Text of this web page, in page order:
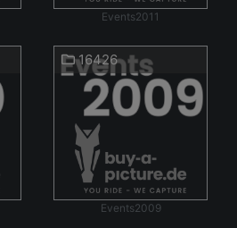
Events2011
16426
Events2009